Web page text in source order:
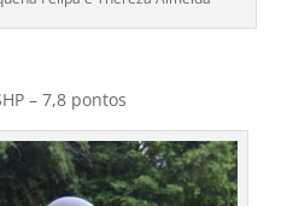
– 7,8 pontos